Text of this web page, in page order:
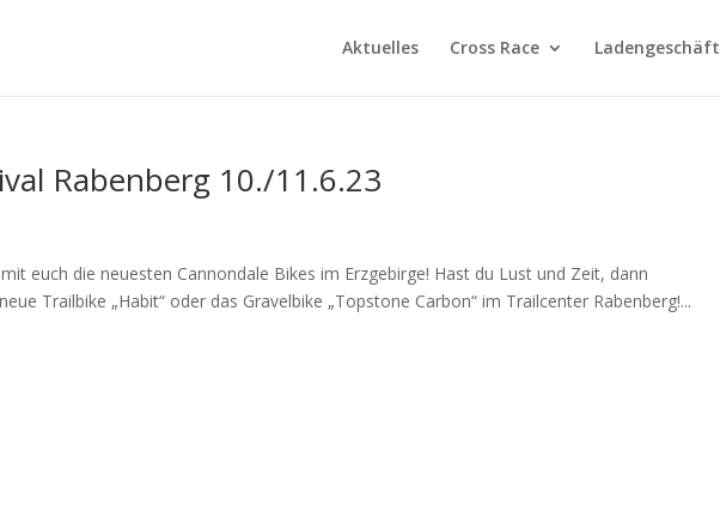
Aktuelles Cross Race Ladengeschäft
Rabenberg 10./11.6.23
euch die neuesten Cannondale Bikes im Erzgebirge! Hast du Lust und Zeit, dann
Trailbike „Habit“ oder das Gravelbike „Topstone Carbon“ im Trailcenter Rabenberg!...